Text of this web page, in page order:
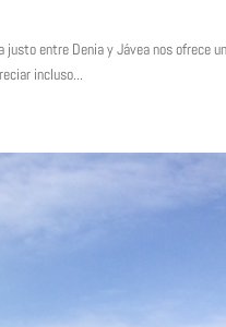
justo entre Denia y Jávea nos ofrece
incluso...